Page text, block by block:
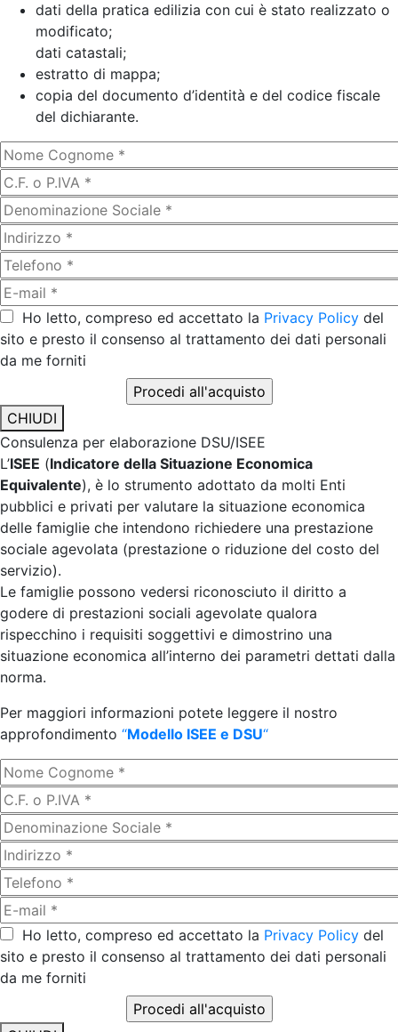
dati della pratica edilizia con cui è stato realizzato o
modificato;
dati catastali;
estratto di mappa;
copia del documento d’identità e del codice fiscale
del dichiarante.
Ho letto, compreso ed accettato la Privacy Policy del
sito e presto il consenso al trattamento dei dati personali
da me forniti
CHIUDI
Consulenza per elaborazione DSU/ISEE
L’ISEE (Indicatore della Situazione Economica
Equivalente), è lo strumento adottato da molti Enti
pubblici e privati per valutare la situazione economica
delle famiglie che intendono richiedere una prestazione
sociale agevolata (prestazione o riduzione del costo del
servizio).
Le famiglie possono vedersi riconosciuto il diritto a
godere di prestazioni sociali agevolate qualora
rispecchino i requisiti soggettivi e dimostrino una
situazione economica all’interno dei parametri dettati dalla
norma.
Per maggiori informazioni potete leggere il nostro
approfondimento “Modello ISEE e DSU“
Ho letto, compreso ed accettato la Privacy Policy del
sito e presto il consenso al trattamento dei dati personali
da me forniti